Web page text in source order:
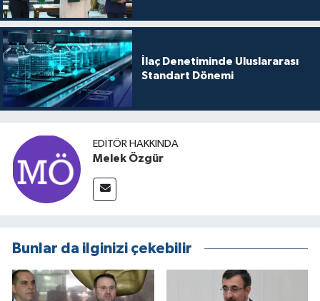
İlaç Denetiminde Uluslararası
Standart Dönemi
EDITÖR HAKKINDA
Melek Özgür
Bunlar da ilginizi çekebilir